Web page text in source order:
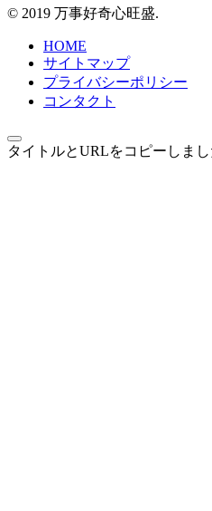
© 2019 万事好奇心旺盛.
HOME
サイトマップ
プライバシーポリシー
コンタクト
タイトルとURLをコピーしまし